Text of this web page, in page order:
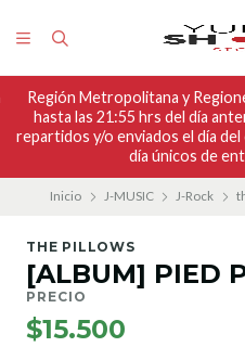
Región Metropolitana y
hasta las 21:55 hrs del día
repartidos y/o enviados el día
día únicos de
Inicio J-MUSIC J-Rock
THE PILLOWS
[ALBUM] PIED
PRECIO
$15.500